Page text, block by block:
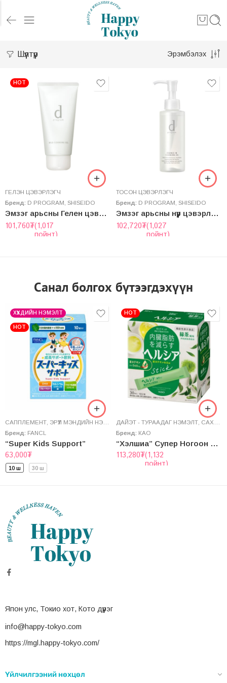
Шүүлтүүр Эрэмбэлэх
HOT
ГЕЛЭН ЦЭВЭРЛЭГЧ
Бренд: D PROGRAM SHISEIDO
Эмзэг арьсны Гелен цэвэрлэгч – MILD CLEANSING GEL
101,760₮(1,017
пойнт)
ТОСОН ЦЭВЭРЛЭГЧ
Бренд: D PROGRAM SHISEIDO
Эмзэг арьсны нүүр цэвэрлэгч – ESSENCE IN CLEANSING OIL
102,720₮(1,027
пойнт)
Санал болгох бүтээгдэхүүн
ХҮҮХДИЙН НЭМЭЛТ
HOT
САППЛЕМЕНТ ЭРҮҮЛ МЭНДИЙН НЭМЭЛТ
Бренд: FANCL
“Super Kids Support”
63,000₮
10 ш 30 ш
HOT
ДАЙЭТ - ТУРААДАГ НЭМЭЛТ САХАР БУУЛГАГЧ
Бренд: КАО
“Хэлшиа” Супер Ногоон Цай
113,280₮(1,132
пойнт)
Япон улс, Токио хот, Кото дүүрэг
info@happy-tokyo.com
https://mgl.happy-tokyo.com/
Үйлчилгээний нөхцөл